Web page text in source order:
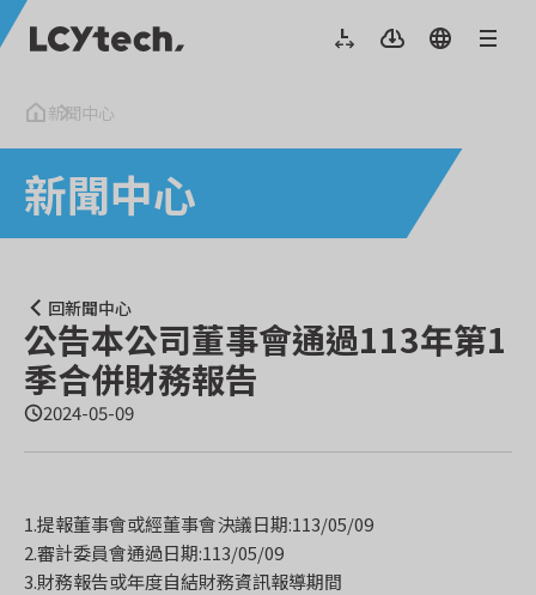
新聞中心
新聞中心
回新聞中心
公告本公司董事會通過113年第1
季合併財務報告
2024-05-09
1.提報董事會或經董事會決議日期:113/05/09
2.審計委員會通過日期:113/05/09
3.財務報告或年度自結財務資訊報導期間